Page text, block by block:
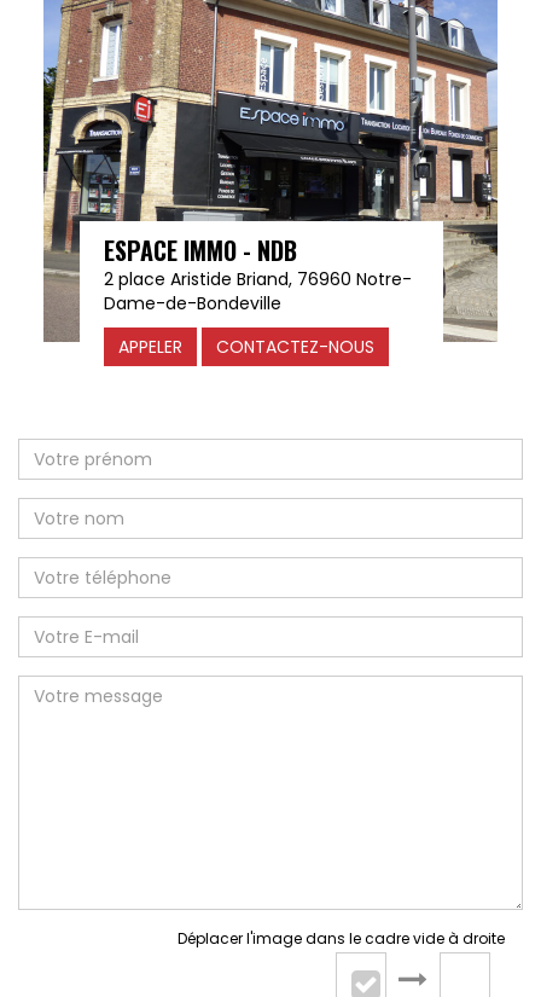
ESPACE IMMO - NDB
2 place Aristide Briand, 76960 Notre-
Dame-de-Bondeville
APPELER
CONTACTEZ-NOUS
Déplacer l'image dans le cadre vide à droite